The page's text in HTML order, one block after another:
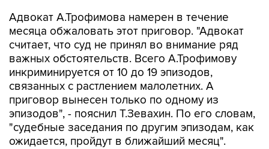
Адвокат А.Трофимова намерен в течение
месяца обжаловать этот приговор. "Адвокат
считает, что суд не принял во внимание ряд
важных обстоятельств. Всего А.Трофимову
инкриминируется от 10 до 19 эпизодов,
связанных с растлением малолетних. А
приговор вынесен только по одному из
эпизодов", - пояснил Т.Зевахин. По его словам,
"судебные заседания по другим эпизодам, как
ожидается, пройдут в ближайший месяц".